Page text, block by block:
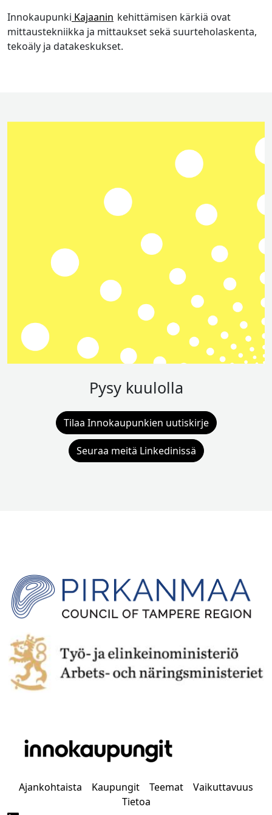
Innokaupunki Kajaanin kehittämisen kärkiä ovat
mittaustekniikka ja mittaukset sekä suurteholaskenta,
tekoäly ja datakeskukset.
Pysy kuulolla
Tilaa Innokaupunkien uutiskirje
Seuraa meitä Linkedinissä
Ajankohtaista Kaupungit Teemat
Vaikuttavuus
Tietoa